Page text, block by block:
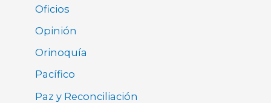
Oficios
Opinión
Orinoquía
Pacífico
Paz y Reconciliación